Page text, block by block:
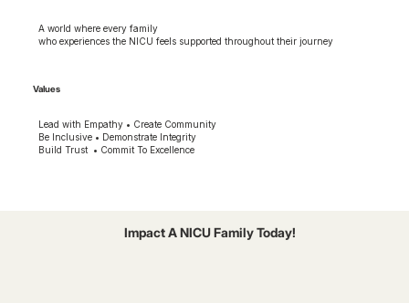
A world where every family
who experiences the NICU feels supported throughout their journey
Values
Lead with Empathy • Create Community
Be Inclusive • Demonstrate Integrity
Build Trust • Commit To Excellence
Impact A NICU Family Today!